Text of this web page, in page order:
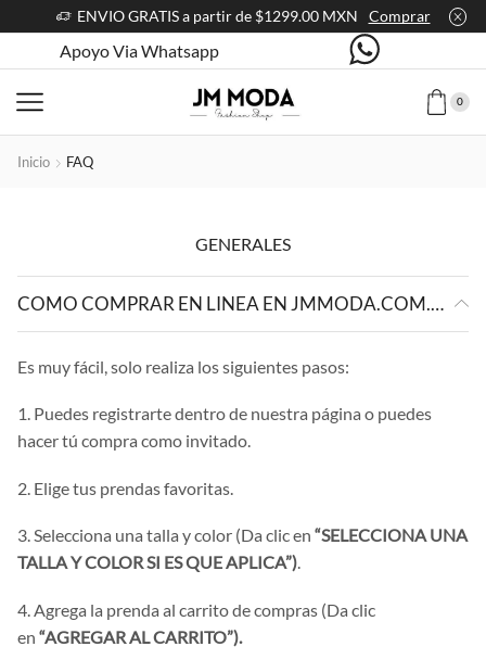
ENVIO GRATIS a partir de $1299.00 MXN Comprar
Apoyo Via Whatsapp
0
Inicio FAQ
GENERALES
COMO COMPRAR EN LINEA EN JMMODA.COM.MX?
Es muy fácil, solo realiza los siguientes pasos:
1. Puedes registrarte dentro de nuestra página o puedes
hacer tú compra como invitado.
2. Elige tus prendas favoritas.
3. Selecciona una talla y color (Da clic en “SELECCIONA UNA
TALLA Y COLOR SI ES QUE APLICA”).
4. Agrega la prenda al carrito de compras (Da clic
en “AGREGAR AL CARRITO”).